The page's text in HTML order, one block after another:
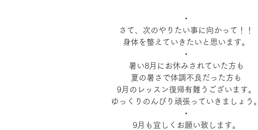
・
さて、次のやりたい事に向かって！！
身体を整えていきたいと思います。
・
暑い8月にお休みされていた方も
夏の暑さで体調不良だった方も
9月のレッスン復帰有難うございます。
ゆっくりのんびり頑張っていきましょう。
・
9月も宜しくお願い致します。